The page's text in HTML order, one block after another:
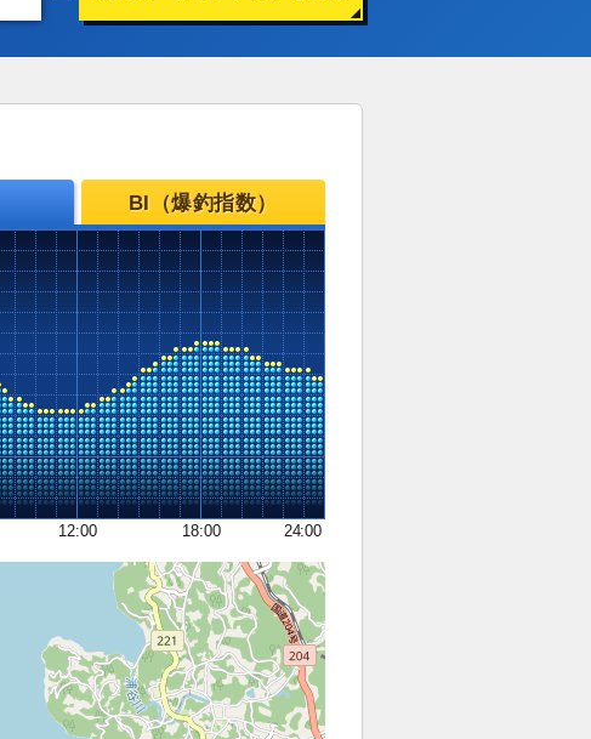
BI（爆釣指数）
12:00 18:00 24:00